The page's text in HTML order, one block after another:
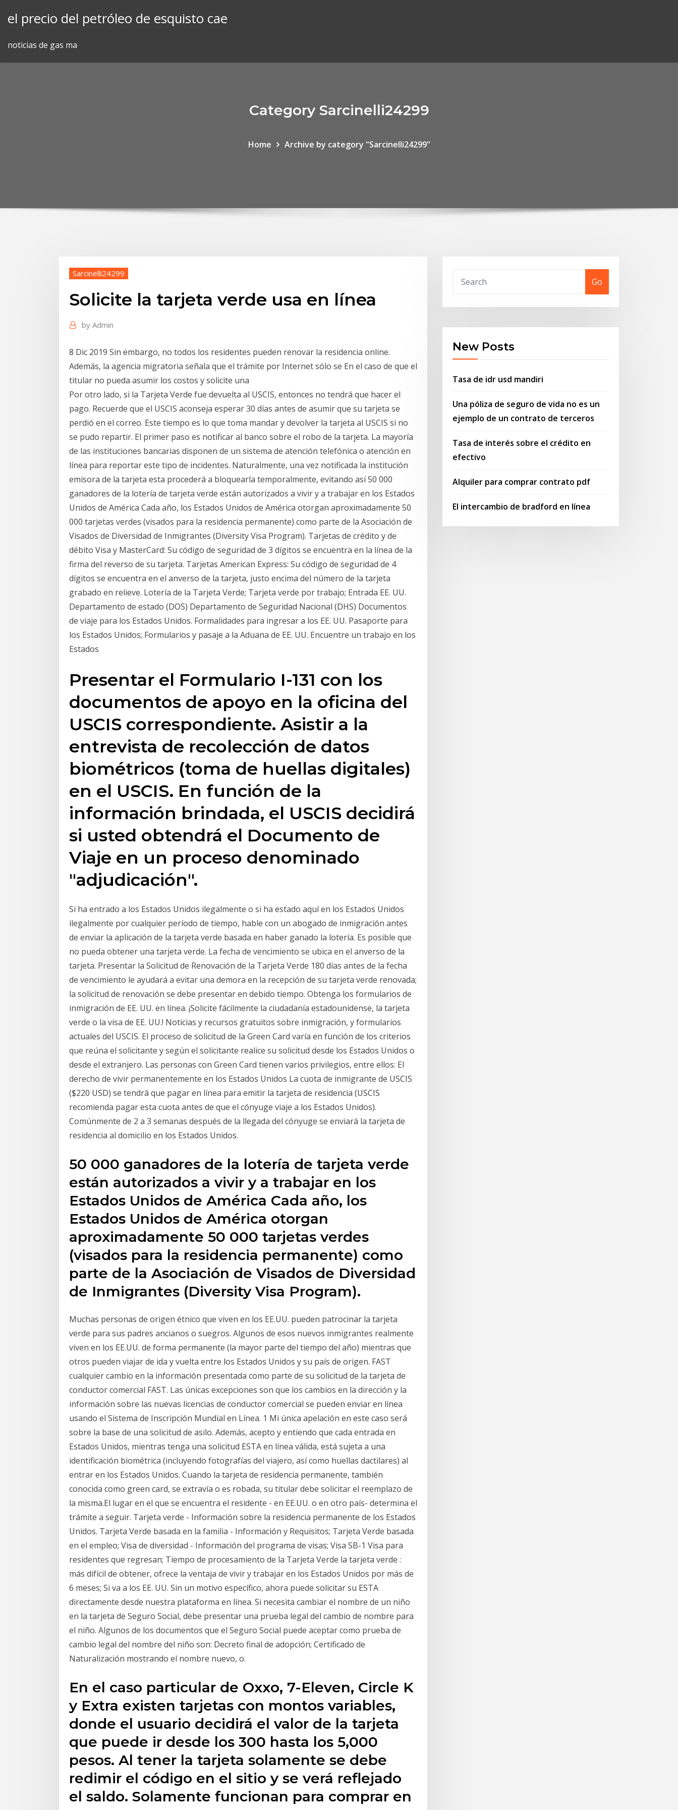
el precio del petróleo de esquisto cae
noticias de gas ma
Category Sarcinelli24299
Home Archive by category "Sarcinelli24299"
Sarcinelli24299
Solicite la tarjeta verde usa en línea
by Admin
8 Dic 2019 Sin embargo, no todos los residentes pueden renovar la residencia online.
Además, la agencia migratoria señala que el trámite por Internet sólo se En el caso de que el
titular no pueda asumir los costos y solicite una
Por otro lado, si la Tarjeta Verde fue devuelta al USCIS, entonces no tendrá que hacer el
pago. Recuerde que el USCIS aconseja esperar 30 días antes de asumir que su tarjeta se
perdió en el correo. Este tiempo es lo que toma mandar y devolver la tarjeta al USCIS si no
se pudo repartir. El primer paso es notificar al banco sobre el robo de la tarjeta. La mayoría
de las instituciones bancarias disponen de un sistema de atención telefónica o atención en
línea para reportar este tipo de incidentes. Naturalmente, una vez notificada la institución
emisora de la tarjeta esta procederá a bloquearla temporalmente, evitando así 50 000
ganadores de la lotería de tarjeta verde están autorizados a vivir y a trabajar en los Estados
Unidos de América Cada año, los Estados Unidos de América otorgan aproximadamente 50
000 tarjetas verdes (visados para la residencia permanente) como parte de la Asociación de
Visados de Diversidad de Inmigrantes (Diversity Visa Program). Tarjetas de crédito y de
débito Visa y MasterCard: Su código de seguridad de 3 dígitos se encuentra en la línea de la
firma del reverso de su tarjeta. Tarjetas American Express: Su código de seguridad de 4
dígitos se encuentra en el anverso de la tarjeta, justo encima del número de la tarjeta
grabado en relieve. Lotería de la Tarjeta Verde; Tarjeta verde por trabajo; Entrada EE. UU.
Departamento de estado (DOS) Departamento de Seguridad Nacional (DHS) Documentos
de viaje para los Estados Unidos. Formalidades para ingresar a los EE. UU. Pasaporte para
los Estados Unidos; Formularios y pasaje a la Aduana de EE. UU. Encuentre un trabajo en los
Estados
Presentar el Formulario I-131 con los
documentos de apoyo en la oficina del
USCIS correspondiente. Asistir a la
entrevista de recolección de datos
biométricos (toma de huellas digitales)
en el USCIS. En función de la
información brindada, el USCIS decidirá
si usted obtendrá el Documento de
Viaje en un proceso denominado
"adjudicación".
Si ha entrado a los Estados Unidos ilegalmente o si ha estado aquí en los Estados Unidos
ilegalmente por cualquier período de tiempo, hable con un abogado de inmigración antes
de enviar la aplicación de la tarjeta verde basada en haber ganado la lotería. Es posible que
no pueda obtener una tarjeta verde. La fecha de vencimiento se ubica en el anverso de la
tarjeta. Presentar la Solicitud de Renovación de la Tarjeta Verde 180 días antes de la fecha
de vencimiento le ayudará a evitar una demora en la recepción de su tarjeta verde renovada;
la solicitud de renovación se debe presentar en debido tiempo. Obtenga los formularios de
inmigración de EE. UU. en línea. ¡Solicite fácilmente la ciudadanía estadounidense, la tarjeta
verde o la visa de EE. UU.! Noticias y recursos gratuitos sobre inmigración, y formularios
actuales del USCIS. El proceso de solicitud de la Green Card varía en función de los criterios
que reúna el solicitante y según el solicitante realice su solicitud desde los Estados Unidos o
desde el extranjero. Las personas con Green Card tienen varios privilegios, entre ellos: El
derecho de vivir permanentemente en los Estados Unidos La cuota de inmigrante de USCIS
($220 USD) se tendrá que pagar en línea para emitir la tarjeta de residencia (USCIS
recomienda pagar esta cuota antes de que el cónyuge viaje a los Estados Unidos).
Comúnmente de 2 a 3 semanas después de la llegada del cónyuge se enviará la tarjeta de
residencia al domicilio en los Estados Unidos.
50 000 ganadores de la lotería de tarjeta verde
están autorizados a vivir y a trabajar en los
Estados Unidos de América Cada año, los
Estados Unidos de América otorgan
aproximadamente 50 000 tarjetas verdes
(visados para la residencia permanente) como
parte de la Asociación de Visados de Diversidad
de Inmigrantes (Diversity Visa Program).
Muchas personas de origen étnico que viven en los EE.UU. pueden patrocinar la tarjeta
verde para sus padres ancianos o suegros. Algunos de esos nuevos inmigrantes realmente
viven en los EE.UU. de forma permanente (la mayor parte del tiempo del año) mientras que
otros pueden viajar de ida y vuelta entre los Estados Unidos y su país de origen. FAST
cualquier cambio en la información presentada como parte de su solicitud de la tarjeta de
conductor comercial FAST. Las únicas excepciones son que los cambios en la dirección y la
información sobre las nuevas licencias de conductor comercial se pueden enviar en línea
usando el Sistema de Inscripción Mundial en Línea. 1 Mi única apelación en este caso será
sobre la base de una solicitud de asilo. Además, acepto y entiendo que cada entrada en
Estados Unidos, mientras tenga una solicitud ESTA en línea válida, está sujeta a una
identificación biométrica (incluyendo fotografías del viajero, así como huellas dactilares) al
entrar en los Estados Unidos. Cuando la tarjeta de residencia permanente, también
conocida como green card, se extravía o es robada, su titular debe solicitar el reemplazo de
la misma.El lugar en el que se encuentra el residente - en EE.UU. o en otro país- determina el
trámite a seguir. Tarjeta verde - Información sobre la residencia permanente de los Estados
Unidos. Tarjeta Verde basada en la familia - Información y Requisitos; Tarjeta Verde basada
en el empleo; Visa de diversidad - Información del programa de visas; Visa SB-1 Visa para
residentes que regresan; Tiempo de procesamiento de la Tarjeta Verde la tarjeta verde :
más difícil de obtener, ofrece la ventaja de vivir y trabajar en los Estados Unidos por más de
6 meses; Si va a los EE. UU. Sin un motivo específico, ahora puede solicitar su ESTA
directamente desde nuestra plataforma en línea. Si necesita cambiar el nombre de un niño
en la tarjeta de Seguro Social, debe presentar una prueba legal del cambio de nombre para
el niño. Algunos de los documentos que el Seguro Social puede aceptar como prueba de
cambio legal del nombre del niño son: Decreto final de adopción; Certificado de
Naturalización mostrando el nombre nuevo, o.
En el caso particular de Oxxo, 7-Eleven, Circle K
y Extra existen tarjetas con montos variables,
donde el usuario decidirá el valor de la tarjeta
que puede ir desde los 300 hasta los 5,000
pesos. Al tener la tarjeta solamente se debe
redimir el código en el sitio y se verá reflejado
el saldo. Solamente funcionan para comprar en
Go
New Posts
Tasa de idr usd mandiri
Una póliza de seguro de vida no es un
ejemplo de un contrato de terceros
Tasa de interés sobre el crédito en
efectivo
Alquiler para comprar contrato pdf
El intercambio de bradford en línea